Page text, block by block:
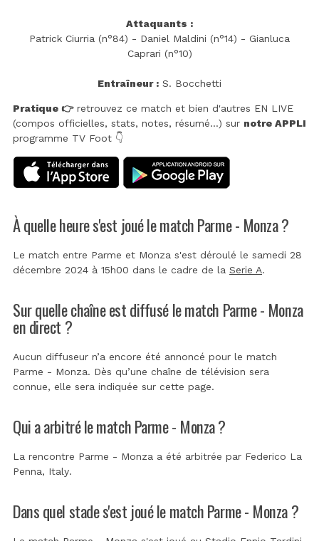
Attaquants :
Patrick Ciurria (n°84) - Daniel Maldini (n°14) - Gianluca
Caprari (n°10)
Entraîneur : S. Bocchetti
Pratique 👉retrouvez ce match et bien d'autres EN LIVE
(compos officielles, stats, notes, résumé...) sur notre APPLI
programme TV Foot 👇
À quelle heure s'est joué le match Parme - Monza ?
Le match entre Parme et Monza s'est déroulé le samedi 28
décembre 2024 à 15h00 dans le cadre de la Serie A.
Sur quelle chaîne est diffusé le match Parme - Monza
en direct ?
Aucun diffuseur n’a encore été annoncé pour le match
Parme - Monza. Dès qu’une chaîne de télévision sera
connue, elle sera indiquée sur cette page.
Qui a arbitré le match Parme - Monza ?
La rencontre Parme - Monza a été arbitrée par Federico La
Penna, Italy.
Dans quel stade s'est joué le match Parme - Monza ?